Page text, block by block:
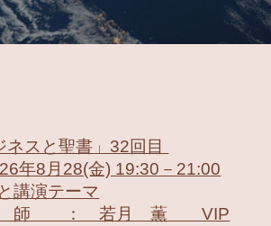
スと聖書」32回目
8月28(金) 19:30－21:00
演テーマ
： 若月 薫 VIP